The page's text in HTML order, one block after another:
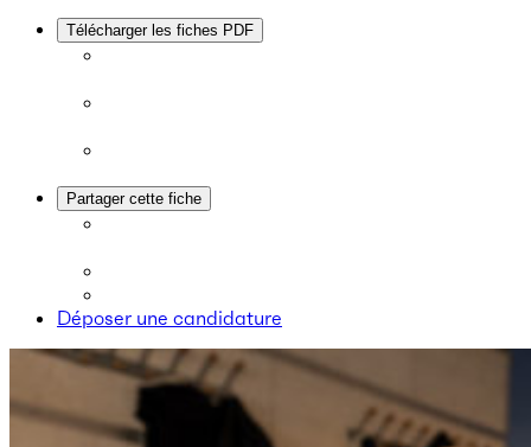
Télécharger les fiches PDF
Partager cette fiche
Déposer une candidature